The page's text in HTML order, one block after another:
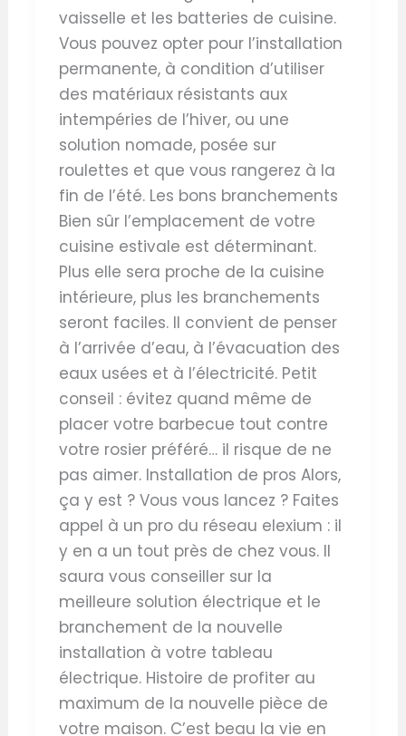
vaisselle et les batteries de cuisine.
Vous pouvez opter pour l’installation
permanente, à condition d’utiliser
des matériaux résistants aux
intempéries de l’hiver, ou une
solution nomade, posée sur
roulettes et que vous rangerez à la
fin de l’été. Les bons branchements
Bien sûr l’emplacement de votre
cuisine estivale est déterminant.
Plus elle sera proche de la cuisine
intérieure, plus les branchements
seront faciles. Il convient de penser
à l’arrivée d’eau, à l’évacuation des
eaux usées et à l’électricité. Petit
conseil : évitez quand même de
placer votre barbecue tout contre
votre rosier préféré… il risque de ne
pas aimer. Installation de pros Alors,
ça y est ? Vous vous lancez ? Faites
appel à un pro du réseau elexium : il
y en a un tout près de chez vous. Il
saura vous conseiller sur la
meilleure solution électrique et le
branchement de la nouvelle
installation à votre tableau
électrique. Histoire de profiter au
maximum de la nouvelle pièce de
votre maison. C’est beau la vie en